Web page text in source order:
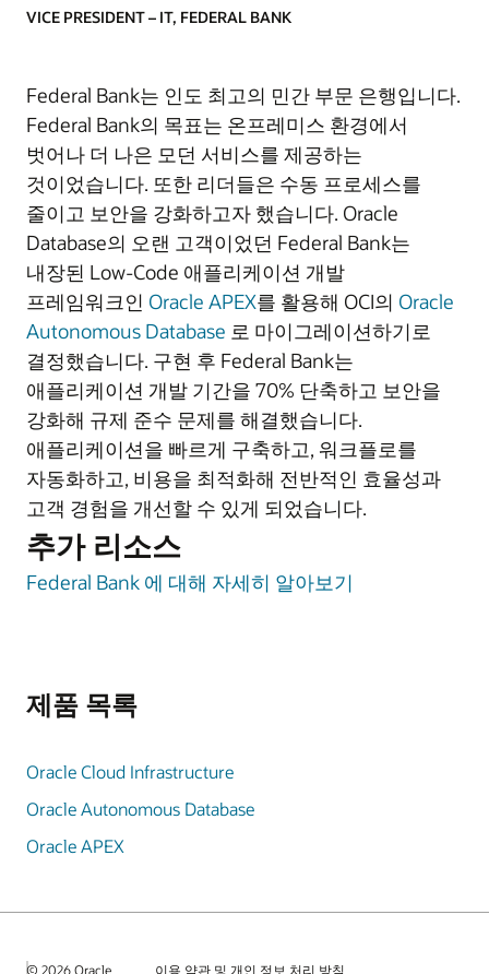
VICE PRESIDENT – IT, FEDERAL BANK
Federal Bank는 인도 최고의 민간 부문 은행입니다.
Federal Bank의 목표는 온프레미스 환경에서
벗어나 더 나은 모던 서비스를 제공하는
것이었습니다. 또한 리더들은 수동 프로세스를
줄이고 보안을 강화하고자 했습니다. Oracle
Database의 오랜 고객이었던 Federal Bank는
내장된 Low-Code 애플리케이션 개발
프레임워크인 Oracle APEX를 활용해 OCI의 Oracle
Autonomous Database 로 마이그레이션하기로
결정했습니다. 구현 후 Federal Bank는
애플리케이션 개발 기간을 70% 단축하고 보안을
강화해 규제 준수 문제를 해결했습니다.
애플리케이션을 빠르게 구축하고, 워크플로를
자동화하고, 비용을 최적화해 전반적인 효율성과
고객 경험을 개선할 수 있게 되었습니다.
추가 리소스
Federal Bank 에 대해 자세히 알아보기
제품 목록
Oracle Cloud Infrastructure
Oracle Autonomous Database
Oracle APEX
© 2026 Oracle 이용 약관 및 개인 정보 처리 방침